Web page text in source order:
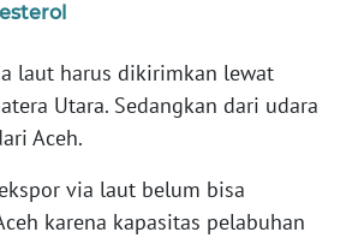
laut harus dikirimkan lewat
Utara. Sedangkan dari udara
Aceh.
via laut belum bisa
karena kapasitas pelabuhan